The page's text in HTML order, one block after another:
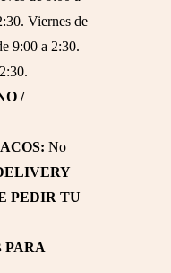
Viernes de
9:00 a 2:30.
/
No
PEDIR TU
PARA